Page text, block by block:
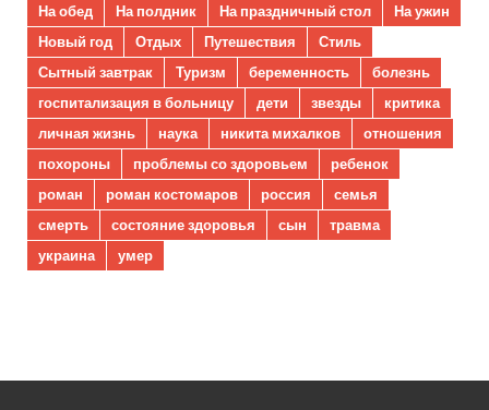
На обед
На полдник На праздничный стол
На ужин
Новый год
Отдых Путешествия
Стиль
Сытный завтрак
Туризм беременность
болезнь
госпитализация в больницу
дети звезды
критика
личная жизнь
наука никита михалков
отношения
похороны
проблемы со здоровьем
ребенок
роман
роман костомаров россия
семья
смерть
состояние здоровья сын
травма
украина
умер